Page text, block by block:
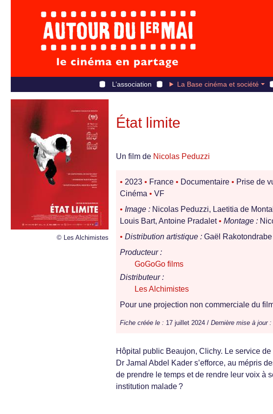
L’association La Base cinéma et société
© Les Alchimistes
État limite
Un film de Nicolas Peduzzi
• 2023 • France • Documentaire • Prise de
Cinéma • VF
• Image : Nicolas Peduzzi, Laetitia de
Louis Bart, Antoine Pradalet• Montage :
• Distribution artistique : Gaël Rakotondrabe
Producteur :
GoGoGo films
Distributeur :
Les Alchimistes
Pour une projection non commerciale du
Fiche créée le : 17 juillet 2024 / Dernière mise à jour :
Hôpital public Beaujon, Clichy. Le service
Dr Jamal Abdel Kader s’efforce, au mépris
de prendre le temps et de rendre leur voix à
institution malade ?